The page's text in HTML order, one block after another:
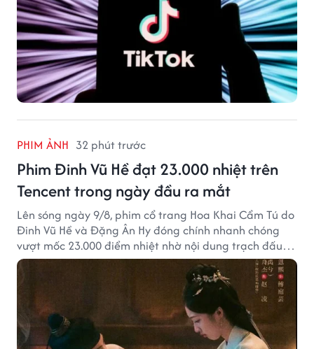
PHIM ẢNH 32 phút trước
Phim Đinh Vũ Hề đạt 23.000 nhiệt trên
Tencent trong ngày đầu ra mắt
Lên sóng ngày 9/8, phim cổ trang Hoa Khai Cẩm Tú do
Đinh Vũ Hề và Đặng Ân Hy đóng chính nhanh chóng
vượt mốc 23.000 điểm nhiệt nhờ nội dung trạch đấu
cuốn hút.